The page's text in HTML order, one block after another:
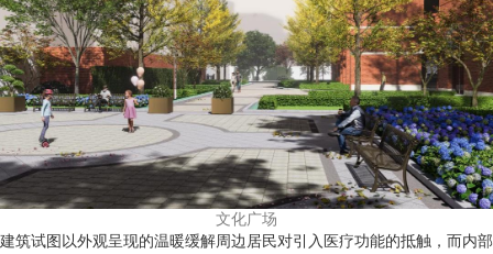
文化广场
建筑试图以外观呈现的温暖缓解周边居民对引入医疗功能的抵触，而内部